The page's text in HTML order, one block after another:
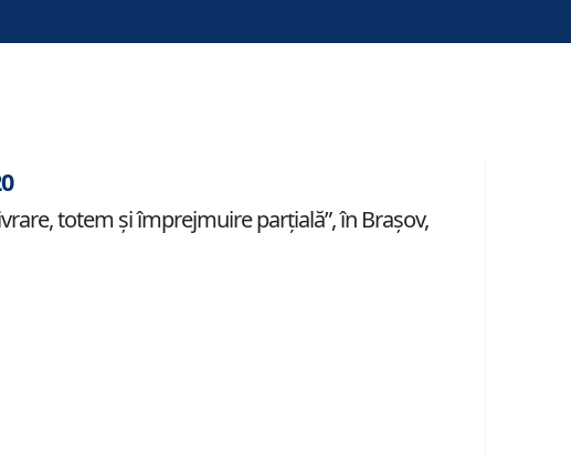
totem şi împrejmuire parţială”, în Braşov,